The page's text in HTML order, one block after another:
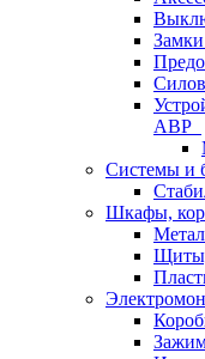
АВР
Системы и
Шкафы,